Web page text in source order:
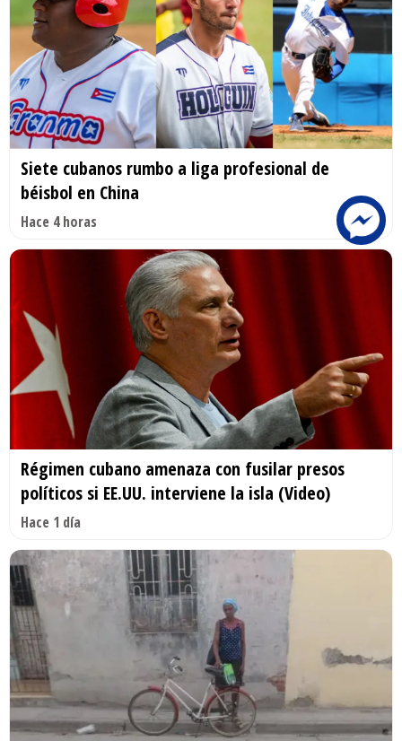
Siete cubanos rumbo a liga profesional de
béisbol en China
Hace 4 horas
Régimen cubano amenaza con fusilar presos
políticos si EE.UU. interviene la isla (Video)
Hace 1 día